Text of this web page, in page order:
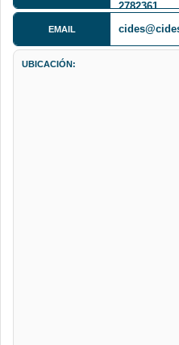
2782361
EMAIL
UBICACIÓN: